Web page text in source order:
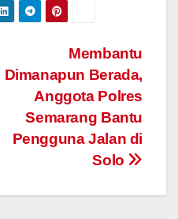
Membantu
Dimanapun Berada,
Anggota Polres
Semarang Bantu
Pengguna Jalan di
Solo